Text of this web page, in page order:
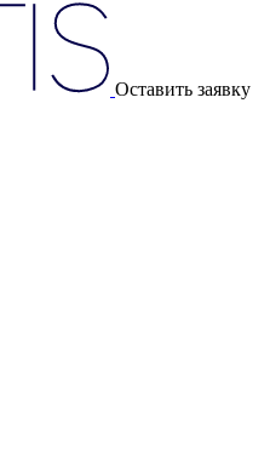
Оставить заявку